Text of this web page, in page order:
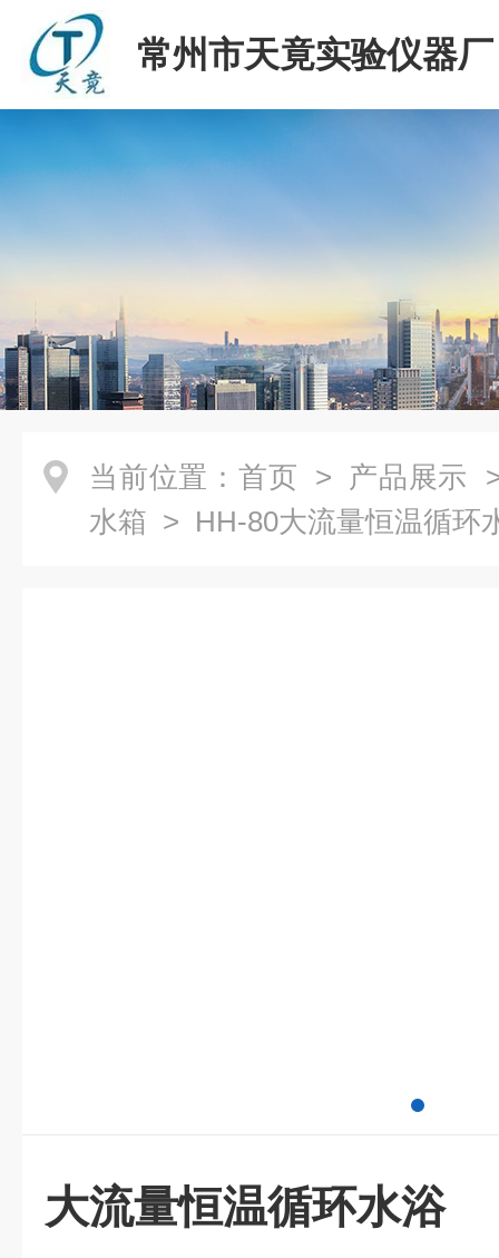
常州市天竟实验仪器厂
当前位置： 首页 > 产品展示
水箱 > HH-80大流量恒温循环
大流量恒温循环水浴